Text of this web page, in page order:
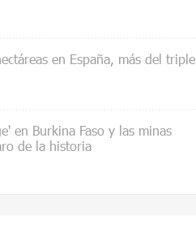
en España, más del triple
en Burkina Faso y las minas
de la historia